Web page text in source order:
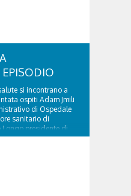
si incontrano a
ospiti Adam Jmili
di Ospedale
sanitario di
Longo presidente di
& Research –...